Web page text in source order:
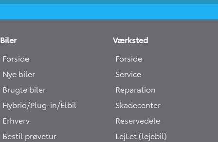
Biler
Forside
Nye biler
Brugte biler
Hybrid/Plug-in/Elbil
Erhverv
Bestil prøvetur
Værksted
Forside
Service
Reparation
Skadecenter
Reservedele
LejLet (lejebil)